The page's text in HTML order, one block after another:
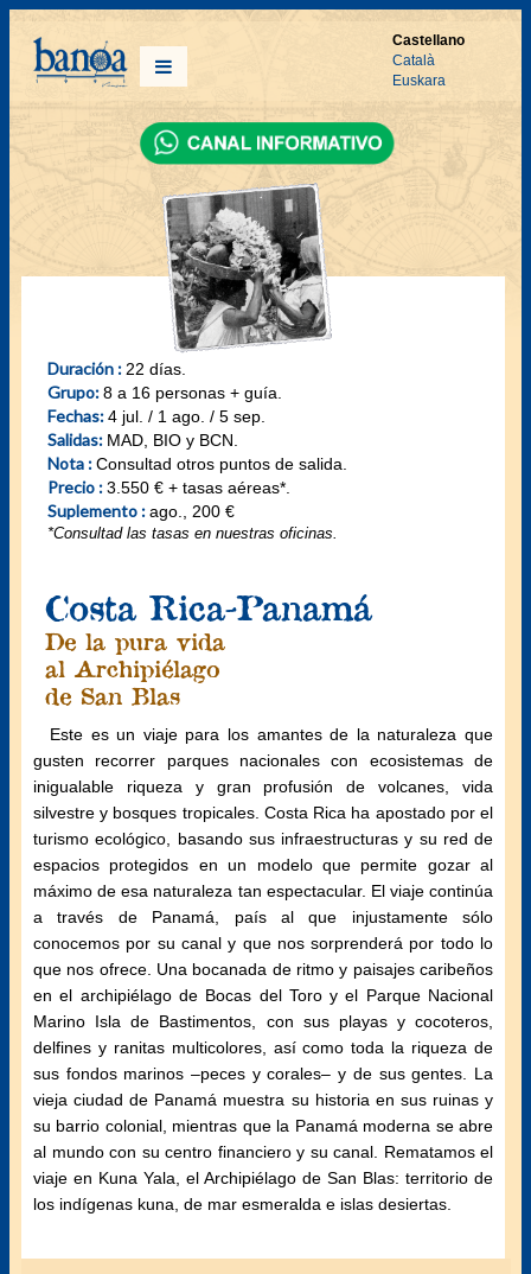
Castellano
Català
Euskara
Costa Rica-Panamá
De la pura vida
al Archipiélago
de San Blas
Este es un viaje para los amantes de la naturaleza que
gusten recorrer parques nacionales con ecosistemas de
inigualable riqueza y gran profusión de volcanes, vida
silvestre y bosques tropicales. Costa Rica ha apostado por el
turismo ecológico, basando sus infraestructuras y su red de
espacios protegidos en un modelo que permite gozar al
máximo de esa naturaleza tan espectacular. El viaje continúa
a través de Panamá, país al que injustamente sólo
conocemos por su canal y que nos sorprenderá por todo lo
que nos ofrece. Una bocanada de ritmo y paisajes caribeños
en el archipiélago de Bocas del Toro y el Parque Nacional
Marino Isla de Bastimentos, con sus playas y cocoteros,
delfines y ranitas multicolores, así como toda la riqueza de
sus fondos marinos –peces y corales– y de sus gentes. La
vieja ciudad de Panamá muestra su historia en sus ruinas y
su barrio colonial, mientras que la Panamá moderna se abre
al mundo con su centro financiero y su canal. Rematamos el
viaje en Kuna Yala, el Archipiélago de San Blas: territorio de
los indígenas kuna, de mar esmeralda e islas desiertas.
Duración : 22 días.
Grupo:8 a 16 personas + guía.
Fechas:4 jul. / 1 ago. / 5 sep.
Salidas: MAD, BIO y BCN.
Nota :Consultad otros puntos de salida.
Precio :3.550 € + tasas aéreas*.
Suplemento :ago., 200 €
*Consultad las tasas en nuestras oficinas.